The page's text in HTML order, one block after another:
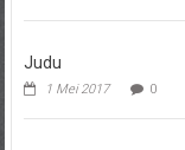
Judu
1 Mei 2017 0